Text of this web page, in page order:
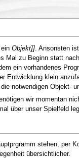
Objekt]]. Ansonsten
Mal zu Beginn statt
ein vorhandenes
Entwicklung klein
notwendigen Objekt-
wir momentan
über unser Spielfeld
stehen, per
übersichtlicher.